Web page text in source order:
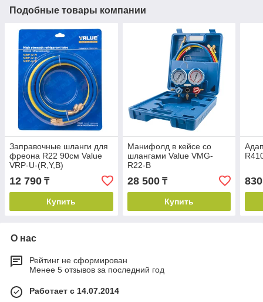
Подобные товары компании
Заправочные шланги для
фреона R22 90см Value
VRP-U-(R,Y,B)
12 790 ₸
Купить
Манифолд в кейсе со
шлангами Value VMG-
R22-B
28 500₸
Купить
830
О нас
Рейтинг не сформирован
Менее 5 отзывов за последний год
Работает с 14.07.2014